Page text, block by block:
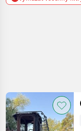
Kategorie 4